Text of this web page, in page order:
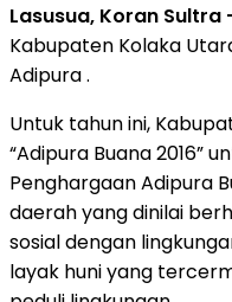
Lasusua, Koran Sultra
Kabupaten Kolaka
Adipura .
Untuk tahun ini,
“Adipura Buana 2016”
Penghargaan Adipura
daerah yang dinilai
sosial dengan
layak huni yang